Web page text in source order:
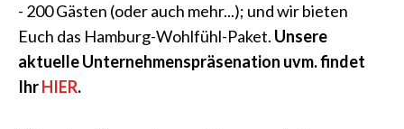
- 200 Gästen (oder auch mehr...); und wir bieten
Euch das Hamburg-Wohlfühl-Paket. Unsere
aktuelle Unternehmenspräsenation uvm. findet
IhrHIER.